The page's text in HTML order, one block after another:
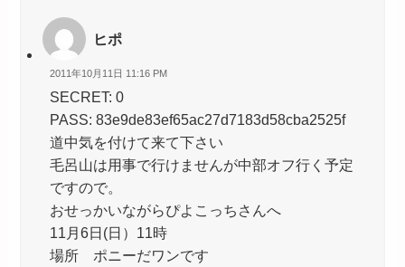
ヒポ
2011年10月11日 11:16 PM
SECRET: 0
PASS: 83e9de83ef65ac27d7183d58cba2525f
道中気を付けて来て下さい
毛呂山は用事で行けませんが中部オフ行く予定
ですので。
おせっかいながらぴよこっちさんへ
11月6日(日）11時
場所 ポニーだワンです